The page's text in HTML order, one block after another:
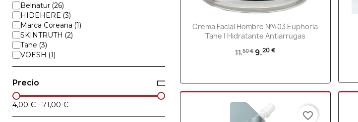
Belnatur
HIDEHERE
Marca Coreana
SKINTRUTH
Tahe
VOESH
Precio
4,00 € - 71,00 €
Vista rápida
Crema Facial Hombre Nº403 Euphoria
Tahe | Hidratante Antiarrugas
11.50 € 9.20 €
favorite_border